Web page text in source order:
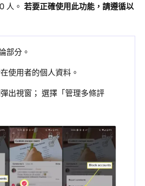
人。 若要正確使用此功能，請遵循以
部分。
使用者的個人資料。
出視窗； 選擇「管理多條評